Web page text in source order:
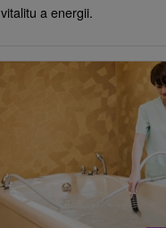
vitalitu a energii.